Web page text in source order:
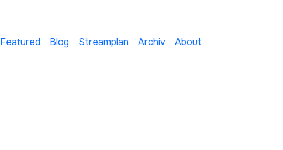
Featured Blog Streamplan Archiv About